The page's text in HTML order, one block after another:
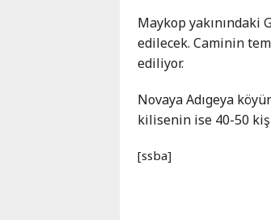
Kray
Kuzey
Kray
Maykop
edilecek. Caminin
ediliyor.
Novaya Adıgeya
kilisenin ise 40-50
[ssba]